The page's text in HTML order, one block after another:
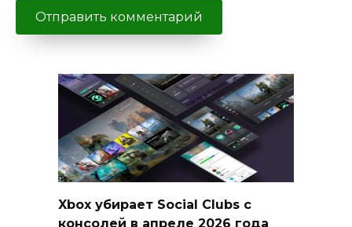
Xbox убирает Social Clubs с
консолей в апреле 2026 года